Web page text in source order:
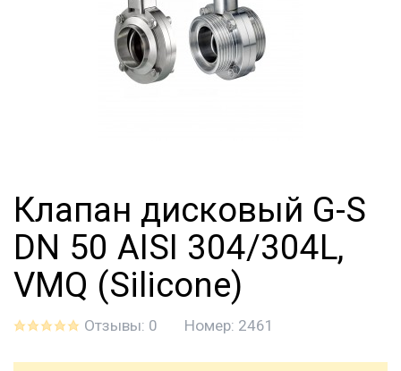
Клапан дисковый G-S
DN 50 AISI 304/304L,
VMQ (Silicone)
Отзывы: 0 Номер: 2461